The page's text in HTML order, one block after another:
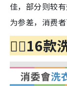
佳，部分则较
为参差，消费
👇🏻16款